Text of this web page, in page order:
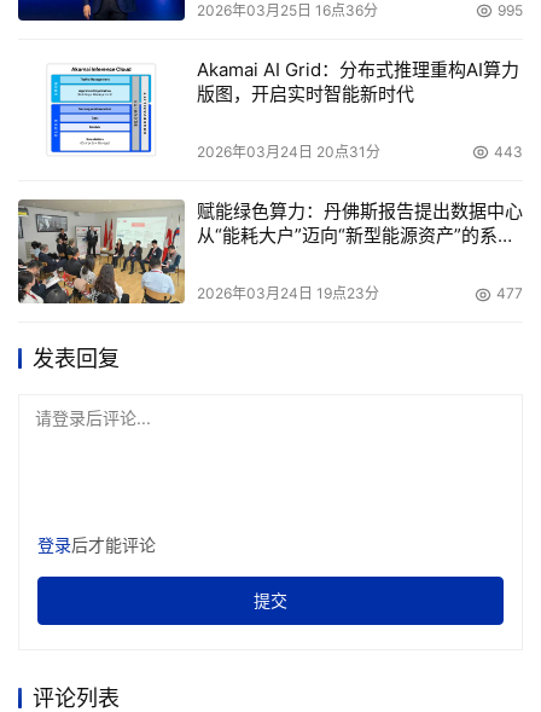
以高德地图为例，得益于 Serverless 的零运维特性，客户
端开发人员可独立开发和发布卡片、气泡等精准服务，使用
函数计算实现多变的业务逻辑。这些后端服务又能沉淀为可
复用业务模块，支持独立迭代，风险大幅降低。目前，高德
采用组装式开发模式构建的新平台已承载100%的生产流
量，业务规模达到百万QPS。功能交付时间从天缩短至小
时，整体成本降低了38%。
推动核心云产品Serverless 化，以此支撑组装式开发范式
2026年03月25日 16点36分 995
Akamai AI Grid：分布式推理重构AI算力
版图，开启实时智能新时代
2026年03月24日 20点31分 443
赋能绿色算力：丹佛斯报告提出数据中心
从“能耗大户”迈向“新型能源资产”的系统
2026年03月24日 19点23分 477
发表回复
请登录后评论...
登录后才能评论
提交
评论列表